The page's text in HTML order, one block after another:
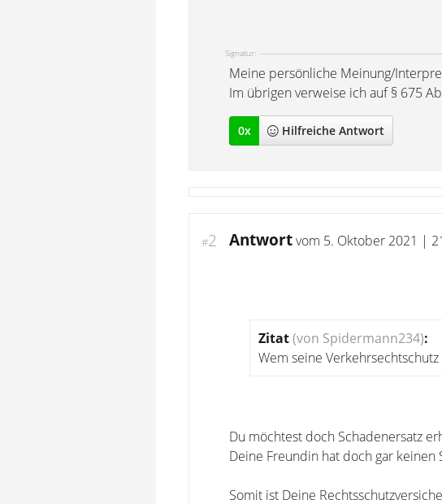
Signatur:
Meine persönliche Meinung/
Im übrigen verweise ich auf § 675
0x Hilfreiche Antwort
#2 Antwortvom 5. Oktober 2021 |
Zitat(von Spidermann234):
Wem seine
Du möchtest doch Schadenersatz
Deine Freundin hat doch gar keinen
Somit ist Deine